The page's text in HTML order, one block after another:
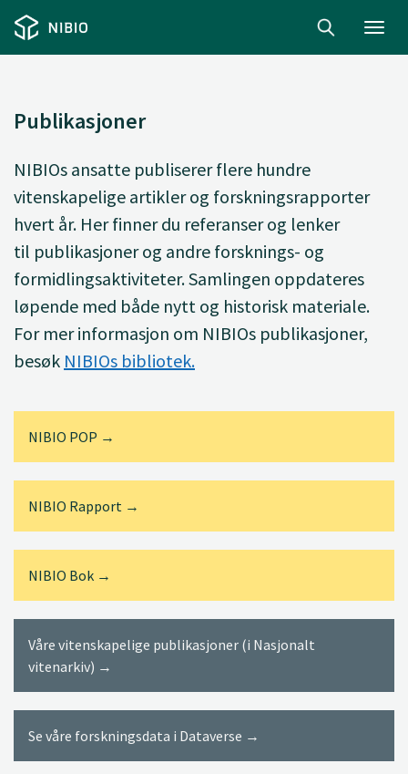
Publikasjoner
NIBIOs ansatte publisererflere hundre
vitenskapelige artikler og forskningsrapporter
hvert år. Her finner du referanser og lenker
til publikasjoner og andre forsknings- og
formidlingsaktiviteter. Samlingen oppdateres
løpende med både nytt og historisk materiale.
For mer informasjon om NIBIOs publikasjoner,
besøk NIBIOs bibliotek.
NIBIO POP →
NIBIO Rapport →
NIBIO Bok →
Våre vitenskapelige publikasjoner (i Nasjonalt
vitenarkiv) →
Se våre forskningsdata i Dataverse →